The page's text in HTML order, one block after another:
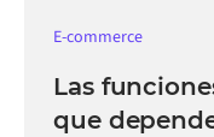
E-commerce
Las
que